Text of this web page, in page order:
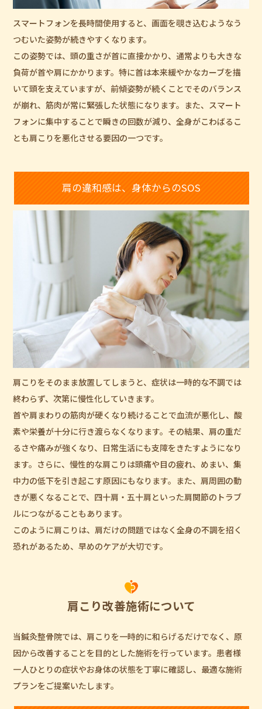
スマートフォンを長時間使用すると、画面を覗き込むようなう
つむいた姿勢が続きやすくなります。
この姿勢では、頭の重さが首に直接かかり、通常よりも大きな
負荷が首や肩にかかります。特に首は本来緩やかなカーブを描
いて頭を支えていますが、前傾姿勢が続くことでそのバランス
が崩れ、筋肉が常に緊張した状態になります。また、スマート
フォンに集中することで瞬きの回数が減り、全身がこわばるこ
とも肩こりを悪化させる要因の一つです。
肩の違和感は、身体からのSOS
肩こりをそのまま放置してしまうと、症状は一時的な不調では
終わらず、次第に慢性化していきます。
首や肩まわりの筋肉が硬くなり続けることで血流が悪化し、酸
素や栄養が十分に行き渡らなくなります。その結果、肩の重だ
るさや痛みが強くなり、日常生活にも支障をきたすようになり
ます。さらに、慢性的な肩こりは頭痛や目の疲れ、めまい、集
中力の低下を引き起こす原因にもなります。また、肩周囲の動
きが悪くなることで、四十肩・五十肩といった肩関節のトラブ
ルにつながることもあります。
このように肩こりは、肩だけの問題ではなく全身の不調を招く
恐れがあるため、早めのケアが大切です。
肩こり改善施術について
当鍼灸整骨院では、肩こりを一時的に和らげるだけでなく、原
因から改善することを目的とした施術を行っています。患者様
一人ひとりの症状やお身体の状態を丁寧に確認し、最適な施術
プランをご提案いたします。